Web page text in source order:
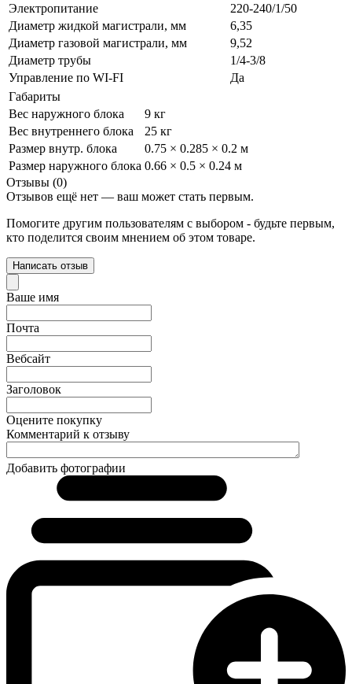
Электропитание
220-240/1/50
Диаметр жидкой магистрали, мм
6,35
Диаметр газовой магистрали, мм
9,52
Диаметр трубы
1/4-3/8
Управление по WI-FI
Да
Габариты
Вес наружного блока
9 кг
Вес внутреннего блока
25 кг
Размер внутр. блока
0.75 × 0.285 × 0.2 м
Размер наружного блока 0.66 × 0.5 × 0.24 м
Отзывы (0)
Отзывов ещё нет — ваш может стать первым.
Помогите другим пользователям с выбором - будьте первым,
кто поделится своим мнением об этом товаре.
Написать отзыв
Ваше имя
Почта
Вебсайт
Заголовок
Оцените покупку
Комментарий к отзыву
Добавить фотографии